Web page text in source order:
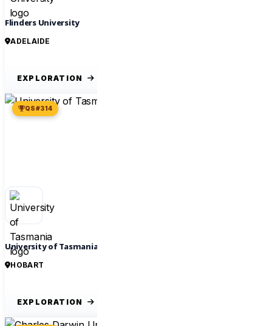
Flinders University
ADELAIDE
EXPLORATION
QS #314
University of Tasmania
HOBART
EXPLORATION